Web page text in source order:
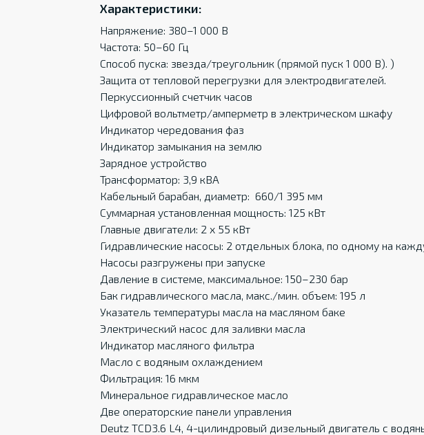
Характеристики:
Напряжение: 380–1 000 В
Частота: 50–60 Гц
Способ пуска: звезда/треугольник (прямой пуск 1 000 В). )
Защита от тепловой перегрузки для электродвигателей.
Перкуссионный счетчик часов
Цифровой вольтметр/амперметр в электрическом шкафу
Индикатор чередования фаз
Индикатор замыкания на землю
Зарядное устройство
Трансформатор: 3,9 кВА
Кабельный барабан, диаметр: 660/1 395 мм
Суммарная установленная мощность: 125 кВт
Главные двигатели: 2 х 55 кВт
Гидравлические насосы: 2 отдельных блока, по одному на
Насосы разгружены при запуске
Давление в системе, максимальное: 150–230 бар
Бак гидравлического масла, макс./мин. объем: 195 л
Указатель температуры масла на масляном баке
Электрический насос для заливки масла
Индикатор масляного фильтра
Масло с водяным охлаждением
Фильтрация: 16 мкм
Минеральное гидравлическое масло
Две операторские панели управления
Deutz TCD3.6 L4, 4-цилиндровый дизельный двигатель с